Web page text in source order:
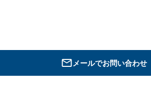
メールでお問い合わせ